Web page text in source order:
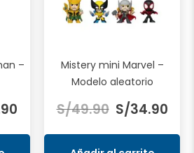
–
precio
actual
Mistery mini Marvel –
Modelo aleatorio
S/49.90 precio
original
S/34.90